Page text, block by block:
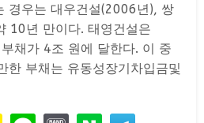
경우는 대우건설(2006년), 쌍
10년 만이다. 태영건설은
채가 4조 원에 달한다. 이 중
한 부채는 유동성장기차입금및